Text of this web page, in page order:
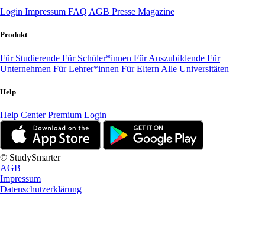
Login Impressum FAQ AGB Presse Magazine
Produkt
Für Studierende Für Schüler*innen Für Auszubildende Für
Unternehmen Für Lehrer*innen Für Eltern Alle Universitäten
Help
Help CenterPremium Login
© StudySmarter
AGB
Impressum
Datenschutzerklärung